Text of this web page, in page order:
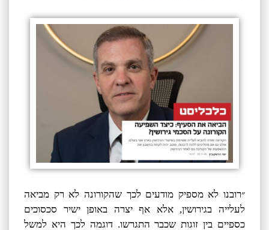
״רובנו לא מספיק מודעים לכך שהקורונה לא רק מביאה
לעלייה בגירושין, אלא אף יצרה באופן ישיר סכסוכים
כספיים בין זוגות שכבר התגרשו. דוגמה לכך היא למשל